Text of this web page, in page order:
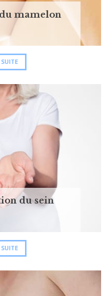
mamelon
du sein